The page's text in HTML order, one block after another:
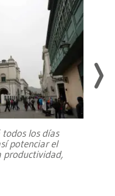
todos los días
potenciar el
productividad,